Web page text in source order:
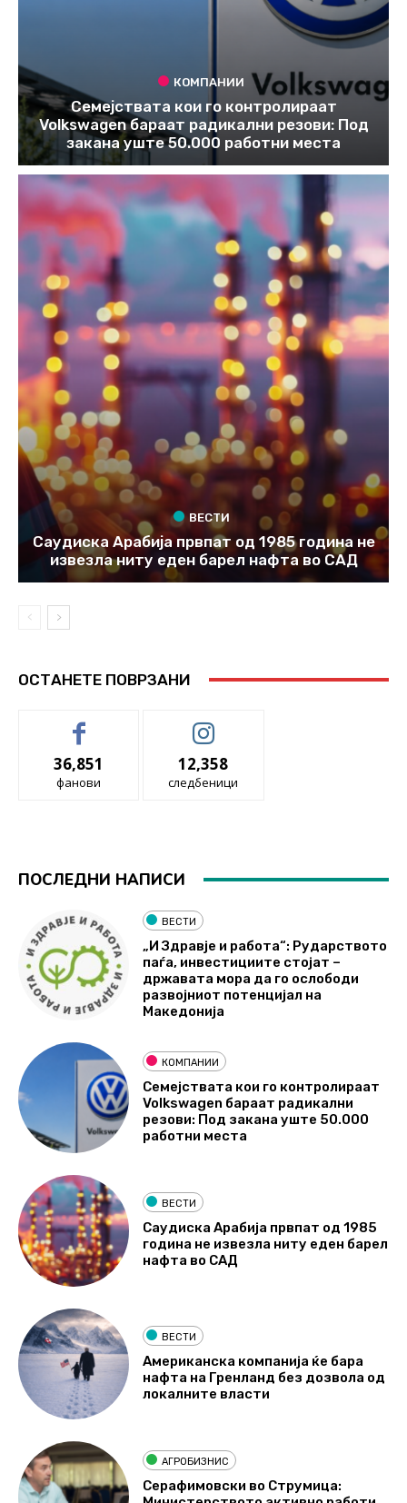
КОМПАНИИ
Семејствата кои го контролираат
Volkswagen бараат радикални резови: Под
закана уште 50.000 работни места
ВЕСТИ
Саудиска Арабија првпат од 1985 година не
извезла ниту еден барел нафта во САД
ОСТАНЕТЕ ПОВРЗАНИ
36,851
фанови
12,358
следбеници
ПОСЛЕДНИ НАПИСИ
ВЕСТИ
„И Здравје и работа“: Рударството
паѓа, инвестициите стојат –
државата мора да го ослободи
развојниот потенцијал на
Македонија
КОМПАНИИ
Семејствата кои го контролираат
Volkswagen бараат радикални
резови: Под закана уште 50.000
работни места
ВЕСТИ
Саудиска Арабија првпат од 1985
година не извезла ниту еден барел
нафта во САД
ВЕСТИ
Американска компанија ќе бара
нафта на Гренланд без дозвола од
локалните власти
АГРОБИЗНИС
Серафимовски во Струмица: